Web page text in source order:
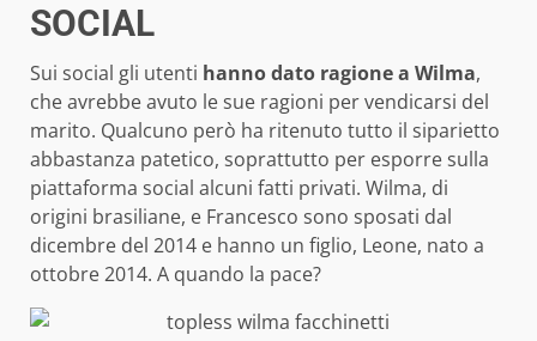
SOCIAL
Sui social gli utenti hanno dato ragione a Wilma,
che avrebbe avuto le sue ragioni per vendicarsi del
marito. Qualcuno però ha ritenuto tutto il siparietto
abbastanza patetico, soprattutto per esporre sulla
piattaforma social alcuni fatti privati. Wilma, di
origini brasiliane, e Francesco sono sposati dal
dicembre del 2014 e hanno un figlio, Leone, nato a
ottobre 2014. A quando la pace?